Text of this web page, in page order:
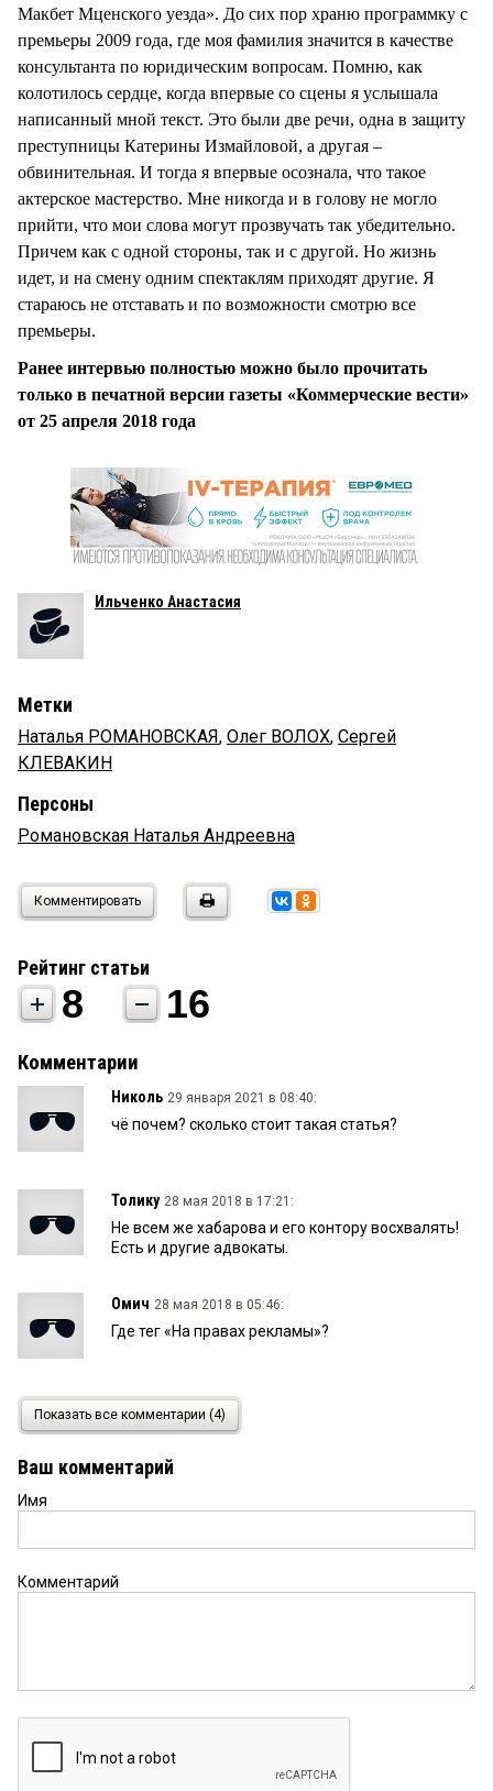
Макбет Мценского уезда». До сих пор храню программку с
премьеры 2009 года, где моя фамилия значится в качестве
консультанта по юридическим вопросам. Помню, как
колотилось сердце, когда впервые со сцены я услышала
написанный мной текст. Это были две речи, одна в защиту
преступницы Катерины Измайловой, а другая –
обвинительная. И тогда я впервые осознала, что такое
актерское мастерство. Мне никогда и в голову не могло
прийти, что мои слова могут прозвучать так убедительно.
Причем как с одной стороны, так и с другой. Но жизнь
идет, и на смену одним спектаклям приходят другие. Я
стараюсь не отставать и по возможности смотрю все
премьеры.
Ранее интервью полностью можно было прочитать
только в печатной версии газеты «Коммерческие вести»
от 25 апреля 2018 года
Ильченко Анастасия
Метки
Наталья РОМАНОВСКАЯ, Олег ВОЛОХ, Сергей
КЛЕВАКИН
Персоны
Романовская Наталья Андреевна
Комментировать
Рейтинг статьи
8 16
Комментарии
Николь 29 января 2021 в 08:40:
чё почем? сколько стоит такая статья?
Толику 28 мая 2018 в 17:21:
Не всем же хабарова и его контору восхвалять!
Есть и другие адвокаты.
Омич 28 мая 2018 в 05:46:
Где тег «На правах рекламы»?
28 мая 2018 в 01:52:
Что то не вижу надписи «на правах рекламы» а то
хватает.....
Показать все комментарии (4)
Ваш комментарий
Имя
Комментарий